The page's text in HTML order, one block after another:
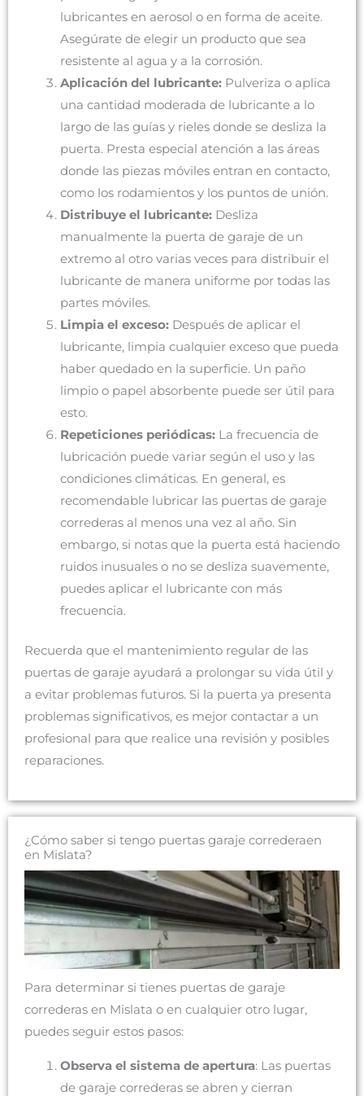
lubricantes en aerosol o en forma de aceite.
Asegúrate de elegir un producto que sea
resistente al agua y a la corrosión.
Aplicación del lubricante:Pulveriza o aplica
una cantidad moderada de lubricante a lo
largo de las guías y rieles donde se desliza la
puerta. Presta especial atención a las áreas
donde las piezas móviles entran en contacto,
como los rodamientos y los puntos de unión.
Distribuye el lubricante:Desliza
manualmente la puerta de garaje de un
extremo al otro varias veces para distribuir el
lubricante de manera uniforme por todas las
partes móviles.
Limpia el exceso:Después de aplicar el
lubricante, limpia cualquier exceso que pueda
haber quedado en la superficie. Un paño
limpio o papel absorbente puede ser útil para
esto.
Repeticiones periódicas:La frecuencia de
lubricación puede variar según el uso y las
condiciones climáticas. En general, es
recomendable lubricar las puertas de garaje
correderas al menos una vez al año. Sin
embargo, si notas que la puerta está haciendo
ruidos inusuales o no se desliza suavemente,
puedes aplicar el lubricante con más
frecuencia.
Recuerda que el mantenimiento regular de las
puertas de garaje ayudará a prolongar su vida útil y
a evitar problemas futuros. Si la puerta ya presenta
problemas significativos, es mejor contactar a un
profesional para que realice una revisión y posibles
reparaciones.
¿Cómo saber si tengo puertas garaje correderaen
en Mislata?
Para determinar si tienes puertas de garaje
correderas en Mislata o en cualquier otro lugar,
puedes seguir estos pasos:
Observa el sistema de apertura: Las puertas
de garaje correderas se abren y cierran